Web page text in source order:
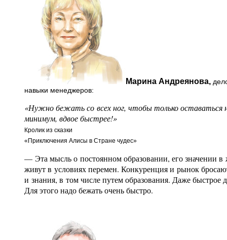
Марина Андреянова,
навыки менеджеров:
«Нужно бежать со всех ног, чтобы только
минимум, вдвое быстрее!»
Кролик из сказки
«Приключения Алисы в Стране чудес»
— Эта мысль о постоянном образовании, его значении
живут в условиях перемен. Конкуренция и рынок
и знания, в том числе путем образования. Даже быстрое
Для этого надо бежать очень быстро.